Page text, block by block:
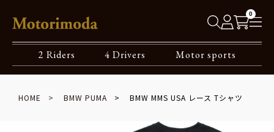
0
2 Riders 4 Drivers Motor sports
HOME BMW PUMA BMW MMS USA レース Tシャツ